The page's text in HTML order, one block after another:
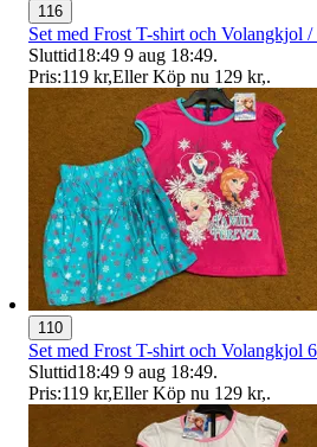
116
Set med Frost T-shirt och Volangkjol /
Sluttid18:49 9 aug 18:49.
Pris:119 kr,Eller Köp nu 129 kr,.
110
Set med Frost T-shirt och Volangkjol
Sluttid18:49 9 aug 18:49.
Pris:119 kr,Eller Köp nu 129 kr,.